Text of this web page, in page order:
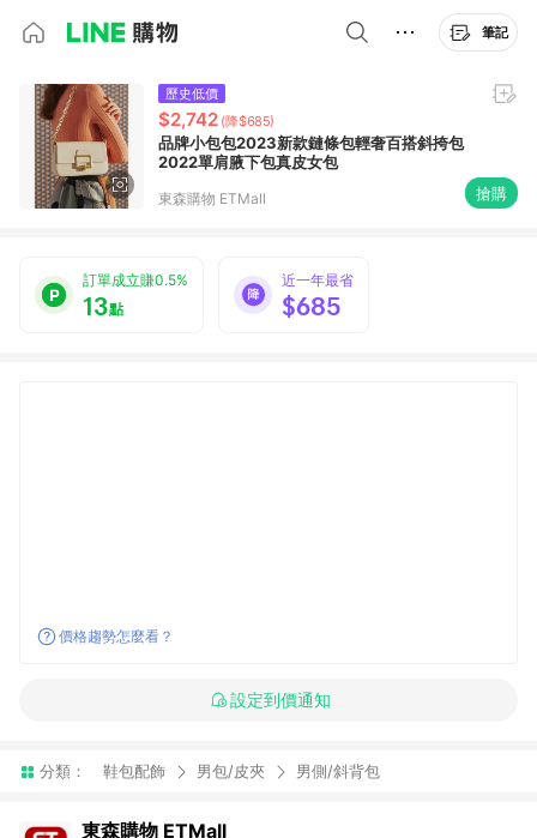
筆記
歷史低價
$2,742 (降$685)
品牌小包包2023新款鏈條包輕奢百搭斜挎包
2022單肩腋下包真皮女包
東森購物 ETMall 搶購
訂單成立賺0.5%
13點
近一年最省
$685
價格趨勢怎麼看？
設定到價通知
分類： 鞋包配飾 男包/皮夾 男側/斜背包
東森購物 ETMall